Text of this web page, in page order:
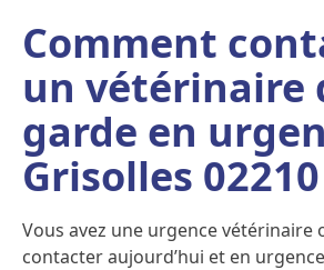
Comment
un vétérinaire
garde en
Grisolles
Vous avez une urgence vétérinaire
contacter aujourd’hui et en